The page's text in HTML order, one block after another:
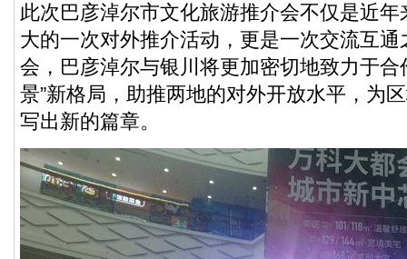
此次巴彦淖尔市文化旅游推介会不仅是近
大的一次对外推介活动，更是一次交流互
会，巴彦淖尔与银川将更加密切地致力于合
景”新格局，助推两地的对外开放水平，为
写出新的篇章。